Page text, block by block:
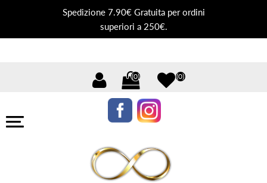
Spedizione 7.90€ Gratuita per ordini
superiori a 250€.
(0) (0)